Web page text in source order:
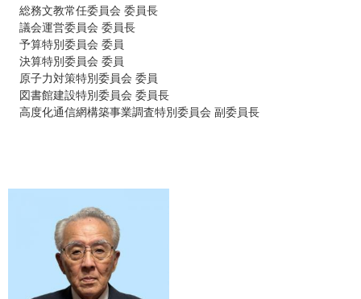
総務文教常任委員会 委員長
​ 議会運営委員会 委員長
予算特別委員会 委員
決算特別委員会 委員
原子力対策特別委員会 委員
図書館建設特別委員会 委員長
高度化通信網構築事業調査特別委員会 副委員長